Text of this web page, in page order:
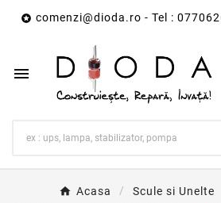
 comenzi@dioda.ro - Tel :

Acasa Scule si Unelte